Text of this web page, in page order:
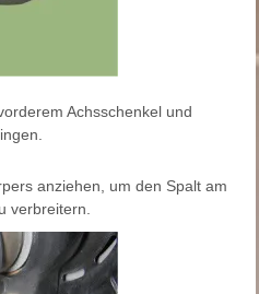
Achsschenkel und
anziehen, um den Spalt am
verbreitern.